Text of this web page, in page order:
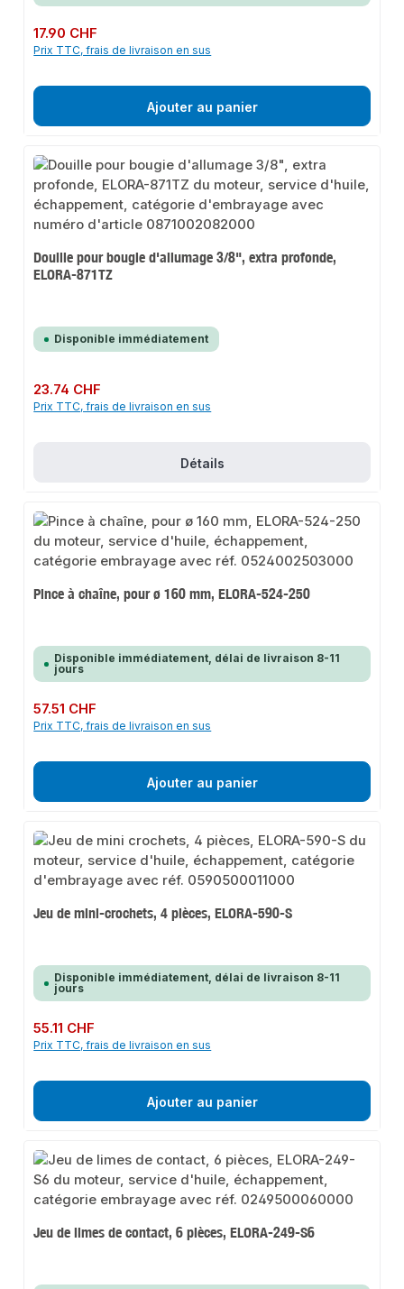
Prix régulier :
17.90 CHF
Prix TTC, frais de livraison en sus
Ajouter au panier
Douille pour bougie d'allumage 3/8", extra profonde,
ELORA-871TZ
Disponible immédiatement
Prix régulier :
23.74 CHF
Prix TTC, frais de livraison en sus
Détails
Pince à chaîne, pour ø 160 mm, ELORA-524-250
Disponible immédiatement, délai de livraison 8-11
jours
Prix régulier :
57.51 CHF
Prix TTC, frais de livraison en sus
Ajouter au panier
Jeu de mini-crochets, 4 pièces, ELORA-590-S
Disponible immédiatement, délai de livraison 8-11
jours
Prix régulier :
55.11 CHF
Prix TTC, frais de livraison en sus
Ajouter au panier
Jeu de limes de contact, 6 pièces, ELORA-249-S6